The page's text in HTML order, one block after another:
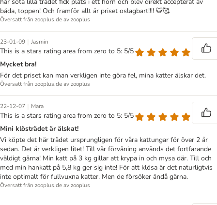
båda, toppen! Och framför allt är priset oslagbart!!!! 🐯🥰
Översatt från zooplus.de av zooplus
23-01-09 | Jasmin
This is a stars rating area from zero to 5: 5/5
Mycket bra!
För det priset kan man verkligen inte göra fel, mina katter älskar det.
Översatt från zooplus.de av zooplus
22-12-07 | Mara
This is a stars rating area from zero to 5: 5/5
Mini klösträdet är älskat!
Vi köpte det här trädet ursprungligen för våra kattungar för över 2 år
sedan. Det är verkligen litet! Till vår förvåning används det fortfarande
väldigt gärna! Min katt på 3 kg gillar att krypa in och mysa där. Till och
med min hankatt på 5,8 kg ger sig inte! För att klösa är det naturligtvis
inte optimalt för fullvuxna katter. Men de försöker ändå gärna.
Översatt från zooplus.de av zooplus